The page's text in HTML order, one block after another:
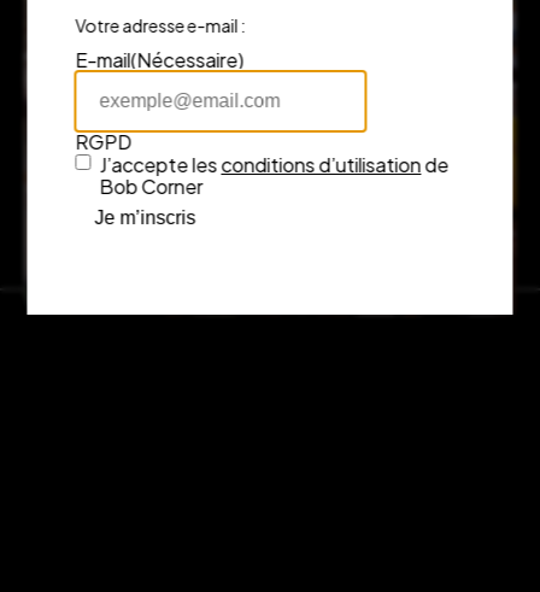
Votre adresse e-mail :
E-mail(Nécessaire)
RGPD
J’accepte lesconditions d’utilisationde
Bob Corner
Je m’inscris